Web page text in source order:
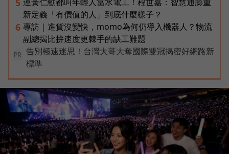
5
新定義「有價值的人」到底什麼樣子？
6 專訪｜進貨沒變快，momo為何仍導入機器人？物流
副總揭比拚速度更棘手的缺工難題
PR
告別極速迷思！台灣大哥大奪國際雙冠揭密好網路新
標準